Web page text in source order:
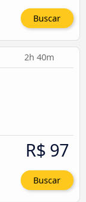
Buscar
2h 40m
R$ 97
Buscar